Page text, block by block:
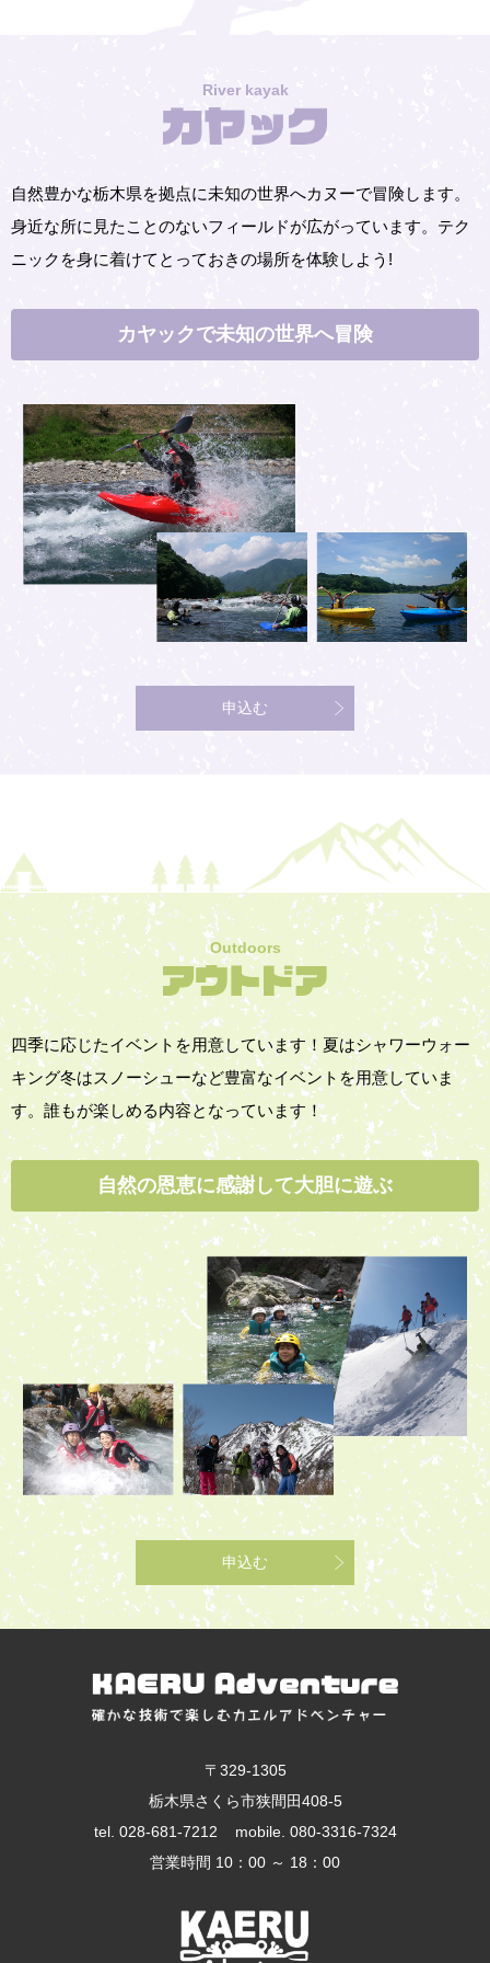
River kayak
自然豊かな栃木県を拠点に未知の世界へカヌーで冒険します。
身近な所に見たことのないフィールドが広がっています。 テク
ニックを身に着けてとっておきの場所を体験しよう!
カヤックで未知の世界へ冒険
申込む
Outdoors
四季に応じたイベントを用意しています！夏はシャワーウォー
キング冬はスノーシューなど豊富なイベントを用意していま
す。 誰もが楽しめる内容となっています！
自然の恩恵に感謝して大胆に遊ぶ
申込む
〒329-1305
栃木県さくら市狭間田408-5
tel. 028-681-7212 mobile. 080-3316-7324
営業時間 10：00 ～ 18：00